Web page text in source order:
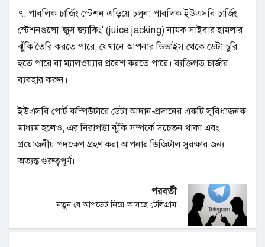
৭. পাবলিক চার্জিং স্টেশন এড়িয়ে চলুন: পাবলিক ইউএসবি চার্জিং
স্টেশনগুলো 'জুস জ্যাকিং' (juice jacking) নামক সাইবার হামলার
ঝুঁকি তৈরি করতে পারে, যেখানে আপনার ডিভাইস থেকে ডেটা চুরি
হতে পারে বা ম্যালওয়্যার প্রবেশ করতে পারে। ব্যক্তিগত চার্জার
ব্যবহার করুন।
ইউএসবি পোর্ট কম্পিউটারে ডেটা আদান-প্রদানের একটি সুবিধাজনক
মাধ্যম হলেও, এর নিরাপত্তা ঝুঁকি সম্পর্কে সচেতন থাকা এবং
প্রয়োজনীয় পদক্ষেপ গ্রহণ করা আপনার ডিজিটাল সুরক্ষার জন্য
অত্যন্ত গুরুত্বপূর্ণ।
পরবর্তী
নতুন যে আপডেট নিয়ে আসছে টেলিগ্রাম